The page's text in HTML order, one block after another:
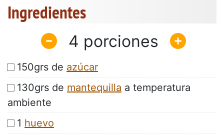
Ingredientes
4
150grs de azúcar
130grs de mantequilla a temperatura
ambiente
1 huevo